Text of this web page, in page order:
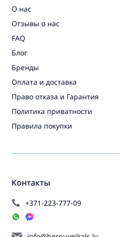
Контакты
+371-223-777-09
О нас
Отзывы о нас
FAQ
Блог
Бренды
Оплата и доставка
Право отказа и Гарантия
Политика приватности
Правила покупки